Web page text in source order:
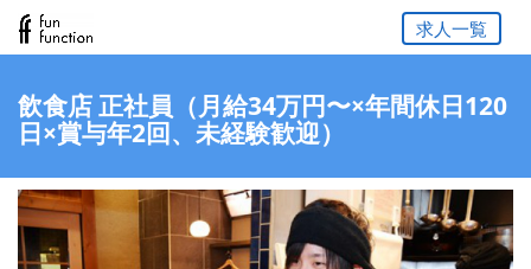
求人一覧
飲食店 正社員（月給34万円〜×年間休日120
日×賞与年2回、未経験歓迎）